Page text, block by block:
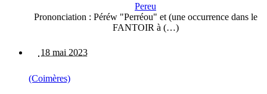
Pereu
Prononciation : Péréw "Perréou" et (une occurrence dans le
FANTOIR à (…)
18 mai 2023
(Coimères)